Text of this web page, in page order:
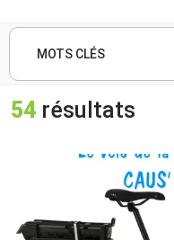
MOTS CLÉS
54 résultats